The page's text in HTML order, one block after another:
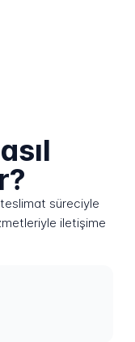
süreciyle
iletişime